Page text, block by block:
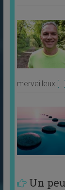
merveilleux […]
Un